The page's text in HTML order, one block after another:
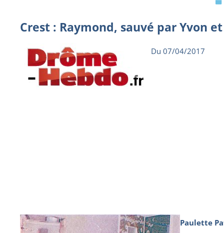
Crest : Raymond, sauvé par Yvon
Du 07/04/2017
Paulette